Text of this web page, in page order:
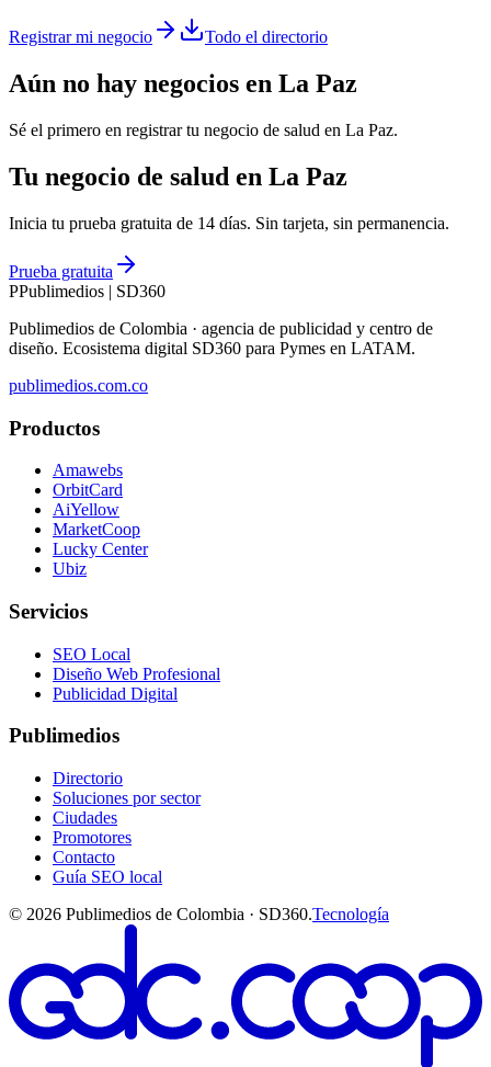
Registrar mi negocio Todo el directorio
Aún no hay negocios en La Paz
Sé el primero en registrar tu negocio de salud en La Paz.
Tu negocio de salud en La Paz
Inicia tu prueba gratuita de 14 días. Sin tarjeta, sin permanencia.
Prueba gratuita
PPublimedios | SD360
Publimedios de Colombia · agencia de publicidad y centro de
diseño. Ecosistema digital SD360 para Pymes en LATAM.
publimedios.com.co
Productos
Amawebs
OrbitCard
AiYellow
MarketCoop
Lucky Center
Ubiz
Servicios
SEO Local
Diseño Web Profesional
Publicidad Digital
Publimedios
Directorio
Soluciones por sector
Ciudades
Promotores
Contacto
Guía SEO local
© 2026 Publimedios de Colombia · SD360.Tecnología